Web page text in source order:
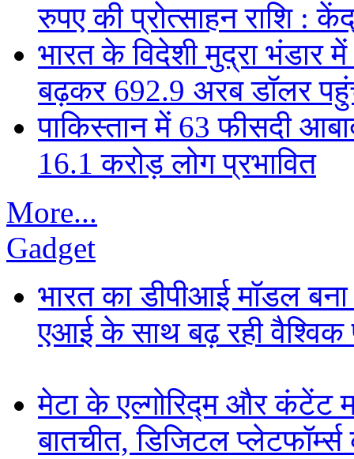
रुपए की प्रोत्साहन राशि :
भारत के विदेशी मुद्रा भंडार
बढ़कर 692.9 अरब डॉलर
पाकिस्तान में 63 फीसदी
16.1 करोड़ लोग प्रभावित
More...
Gadget
भारत का डीपीआई मॉडल
एआई के साथ बढ़ रही वैश्विक
मेटा के एल्गोरिद्म और कंटेंट
बातचीत, डिजिटल प्लेटफॉर्म्स